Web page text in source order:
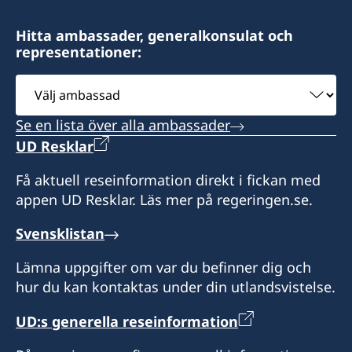
Honorärkonsul
Ronnie Leten
Assistent
Kato Claes
176, Chaussée romaine
BE-4300 WAREMME
Vänligen notera att du vid frågor om konsulära
ärenden i första hand ska vända dig till
Sveriges generalkonsulat i Bryssel.
Eric de Kesel
Sveriges generalkonsulat
51 Bld. Grande-Duchesse Charlotte
L-1331 Luxembourg
Konsulatet kan utföra provisoriska pass.
Tidsbokning krävs.
Expeditionstider för utlämning av pass och
övriga ärenden (ingen tidsbokning krävs):
Tisdagar 12.30-18.00
Torsdagar 08.30-12.30
Hitta ambassader, generalkonsulat och
representationer:
Välj
ambassad
Se en lista över alla ambassader
UD Resklar
Få aktuell reseinformation direkt i fickan med
appen UD Resklar. Läs mer på regeringen.se.
Svensklistan
Lämna uppgifter om var du befinner dig och
hur du kan kontaktas under din utlandsvistelse.
UD:s generella reseinformation